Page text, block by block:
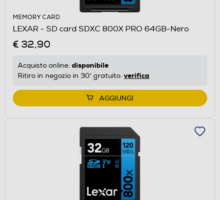
MEMORY CARD
LEXAR - SD card SDXC 800X PRO 64GB-Nero
€ 32,90
Acquisto online: disponibile
Ritiro in negozio in 30' gratuito: verifica
AGGIUNGI